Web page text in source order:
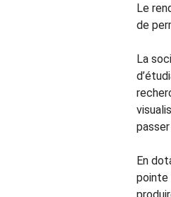
Le
de
La
En
pointe